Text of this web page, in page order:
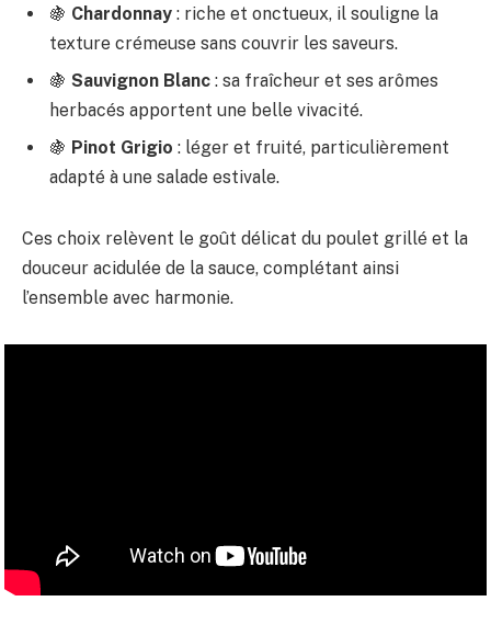
🍇 Chardonnay : riche et onctueux, il souligne la
texture crémeuse sans couvrir les saveurs.
🍇 Sauvignon Blanc : sa fraîcheur et ses arômes
herbacés apportent une belle vivacité.
🍇 Pinot Grigio : léger et fruité, particulièrement
adapté à une salade estivale.
Ces choix relèvent le goût délicat du poulet grillé et la
douceur acidulée de la sauce, complétant ainsi
l’ensemble avec harmonie.